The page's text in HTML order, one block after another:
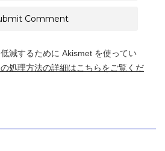
減するために Akismet を使ってい
処理方法の詳細はこちらをご覧くだ